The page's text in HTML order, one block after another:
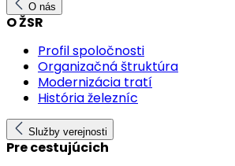
O nás
O ŽSR
Profil spoločnosti
Organizačná štruktúra
Modernizácia tratí
História železníc
Služby verejnosti
Pre cestujúcich